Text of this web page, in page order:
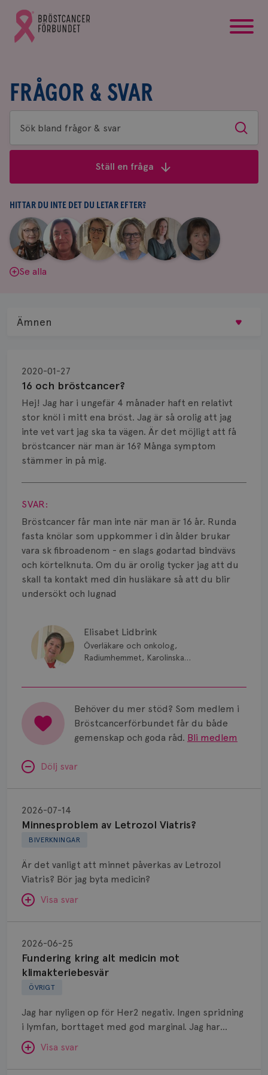
Gå
till
Bröstcancerförbundets
FRÅGOR & SVAR
Sök
bland
&
svar
Sök
Ställ en fråga
HITTAR DU INTE DET DU LETAR EFTER?
Aina
Johnsson
|
Anne
Andersson
Fredrika
Killander
|
Jeanette
Bäcklund
|
Maria
Edegran
|
Yvette
Andersson
Se alla
16 och bröstcancer?
2020-01-27
Hej! Jag har i ungefär 4 månader haft en relativt
stor knöl i mitt ena bröst. Jag är så orolig att jag
inte vet vart jag ska ta vägen. Är det möjligt att få
bröstcancer när man är 16? Många symptom
stämmer in på mig.
Visa svar
SVAR:
Bröstcancer får man inte när man är 16 år. Runda
fasta knölar som uppkommer i din ålder brukar
vara sk fibroadenom - en slags godartad bindvävs
och körtelknuta. Om du är orolig tycker jag att du
skall ta kontakt med din husläkare så att du blir
undersökt och lugnad
Elisabet Lidbrink
Överläkare och onkolog,
Radiumhemmet, Karolinska
Behöver du mer stöd? Som medlem i
Bröstcancerförbundet får du både
gemenskap och goda råd. Bli medlem
Dölj svar
BIVERKNINGAR
Minnesproblem av Letrozol Viatris?
2026-07-14
Är det vanligt att minnet påverkas av Letrozol
Viatris? Bör jag byta medicin?
Visa svar
SVAR:
Hej. Oavsett vilken hormonsänkande behandling
(men även cytostatika) man får så kan en del
uppleva negativ påverkan på minnet. Prata din
märke eller annan aromatashämmare. Det kan ofta
vara bra att ha en paus först, för att se att
besvären blir bättre, men bäst är att prata med
Letrozol
Viatris?
ÖVRIGT
Fundering kring alt medicin mot
klimakteriebesvär
2026-06-25
Jag har nyligen op för Her2 negativ. Ingen spridning
i lymfan, borttaget med god marginal. Jag har
genomgått en 5 dagars strålning och är färdig
behandlad. Efter att jag nu slutat med östrogen-
lenzetto, har klimakteriebesvären kommit med
Visa svar
kring
medicin
Ämnen
Biopsi
Biverkningar
Bröstvårta
Knöl
Läkemedel
Smärta
Prognos
Risker
Strålning